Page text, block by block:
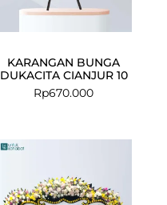
KARANGAN BUNGA
DUKACITA CIANJUR 10
Rp670.000